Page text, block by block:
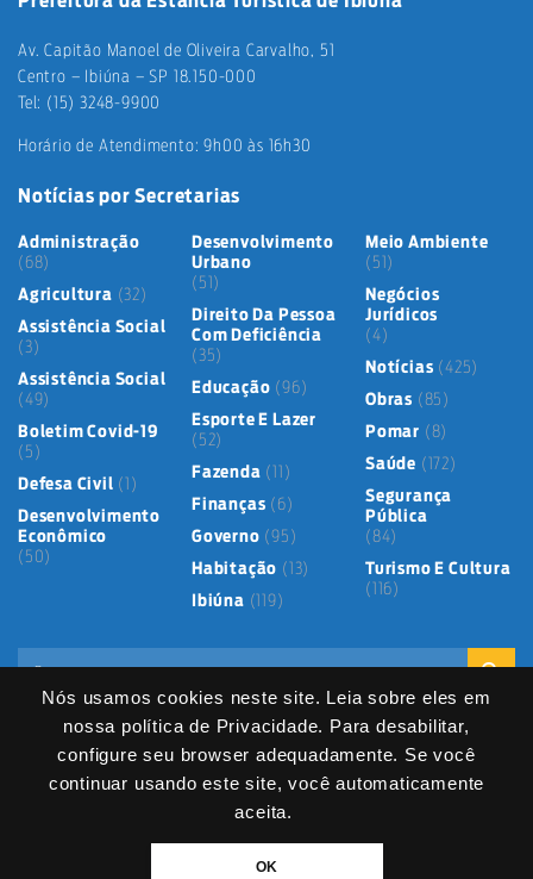
Nós usamos cookies neste site. Leia sobre eles em
nossa política de Privacidade. Para desabilitar,
configure seu browser adequadamente. Se você
continuar usando este site, você automaticamente
aceita.
OK
Av. Capitão Manoel de Oliveira Carvalho, 51
Centro – Ibiúna – SP 18.150-000
Tel: (15) 3248-9900
Horário de Atendimento: 9h00 às 16h30
Notícias por Secretarias
Administração
(68)
Agricultura (32)
Assistência Social
(3)
Assistência Social
(49)
Boletim Covid-19
(5)
Defesa Civil (1)
Desenvolvimento
Econômico
(50)
Desenvolvimento
Urbano
(51)
Direito Da Pessoa
Com Deficiência
(35)
Educação (96)
Esporte E Lazer
(52)
Fazenda (11)
Finanças (6)
Governo (95)
Habitação (13)
Ibiúna (119)
Meio Ambiente
(51)
Negócios
Jurídicos
(4)
Notícias (425)
Obras (85)
Pomar (8)
Saúde (172)
Segurança
Pública
(84)
Turismo E Cultura
(116)
Mapa do Site Política de Privacidade
Termos de Uso
Serviços Digitais